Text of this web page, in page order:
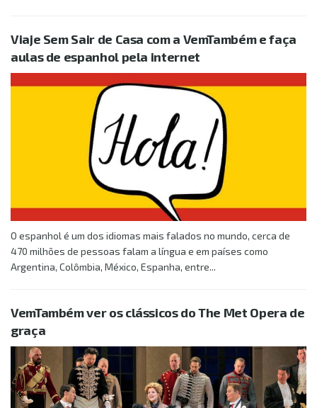
Viaje Sem Sair de Casa com a VemTambém e faça
aulas de espanhol pela internet
O espanhol é um dos idiomas mais falados no mundo, cerca de
470 milhões de pessoas falam a língua e em países como
Argentina, Colômbia, México, Espanha, entre...
VemTambém ver os clássicos do The Met Opera de
graça